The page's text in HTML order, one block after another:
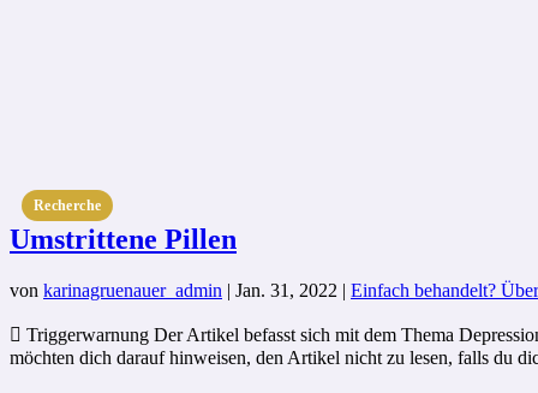
Recherche
Umstrittene Pillen
von karinagruenauer_admin | Jan. 31, 2022 | Einfach behandelt?
 Triggerwarnung Der Artikel befasst sich mit dem Thema
möchten dich darauf hinweisen, den Artikel nicht zu lesen, falls du